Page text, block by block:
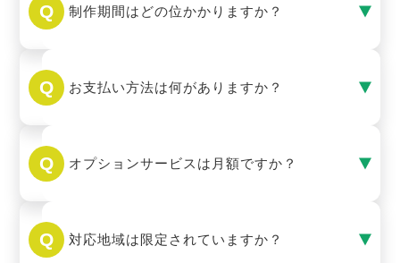
制作期間はどの位かかりますか？
お支払い方法は何がありますか？
オプションサービスは月額ですか？
対応地域は限定されていますか？